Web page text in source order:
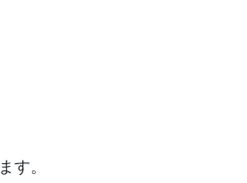
す。